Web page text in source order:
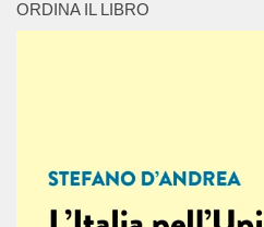
ORDINA IL LIBRO